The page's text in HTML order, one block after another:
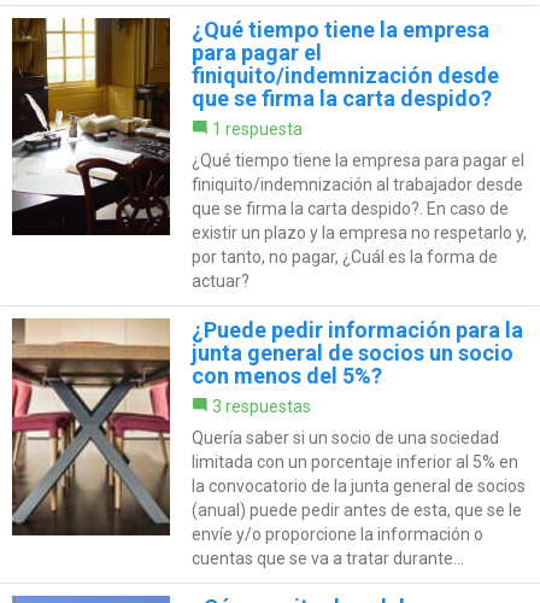
¿Qué tiempo tiene la empresa
para pagar el
finiquito/indemnización desde
que se firma la carta despido?
1 respuesta
¿Qué tiempo tiene la empresa para pagar el
finiquito/indemnización al trabajador desde
que se firma la carta despido?. En caso de
existir un plazo y la empresa no respetarlo y,
por tanto, no pagar, ¿Cuál es la forma de
actuar?
¿Puede pedir información para la
junta general de socios un socio
con menos del 5%?
3 respuestas
Quería saber si un socio de una sociedad
limitada con un porcentaje inferior al 5% en
la convocatorio de la junta general de socios
(anual) puede pedir antes de esta, que se le
envíe y/o proporcione la información o
cuentas que se va a tratar durante...